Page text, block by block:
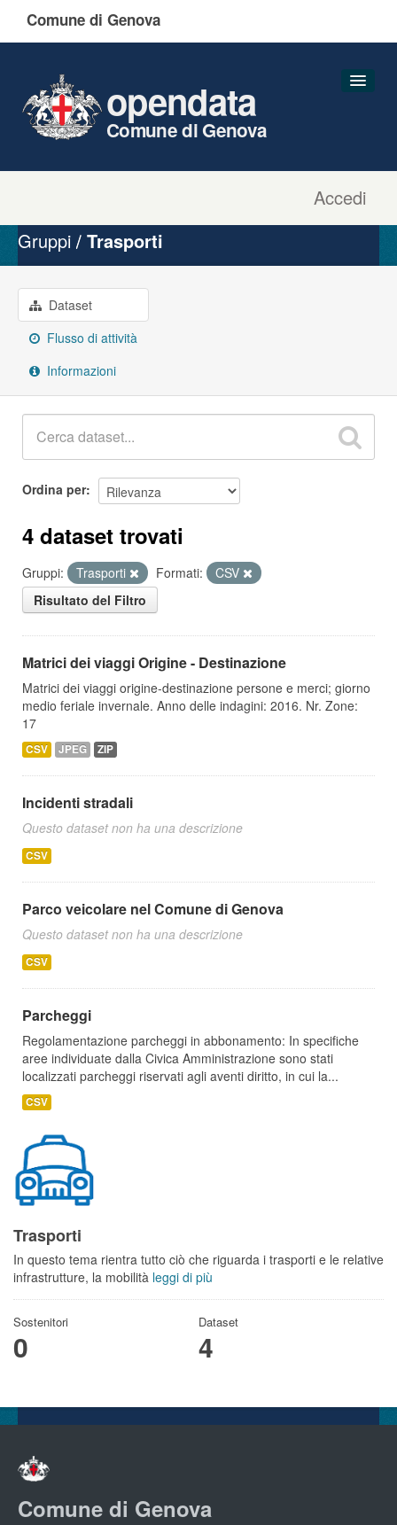
Comune di Genova
Accedi
opendata
Comune di Genova
Organizzazioni
Gruppi
Informazioni
Gruppi Trasporti
Dataset
Flusso di attività
Informazioni
Ordina per
4 dataset trovati
Gruppi: Trasporti Formati:
CSV
Risultato del Filtro
Matrici dei viaggi Origine - Destinazione
Matrici dei viaggi origine-destinazione persone e merci; giorno
medio feriale invernale. Anno delle indagini: 2016. Nr. Zone:
17
CSV JPEG ZIP
Incidenti stradali
Questo dataset non ha una descrizione
CSV
Parco veicolare nel Comune di Genova
Questo dataset non ha una descrizione
CSV
Parcheggi
Regolamentazione parcheggi in abbonamento: In specifiche
aree individuate dalla Civica Amministrazione sono stati
localizzati parcheggi riservati agli aventi diritto, in cui la...
CSV
Trasporti
In questo tema rientra tutto ciò che riguarda i trasporti e le relative
infrastrutture, la mobilità leggi di più
Sostenitori
0
Dataset
4
Comune di Genova